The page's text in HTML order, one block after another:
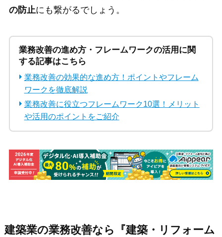
の防止にも繋がるでしょう。
業務改善の進め方・フレームワークの活用に関
する記事はこちら
業務改善の効果的な進め方！ポイントやフレーム
ワークを徹底解説
業務改善に役立つフレームワーク10選！メリット
や活用のポイントをご紹介
建築業の業務改善なら『建築・リフォーム